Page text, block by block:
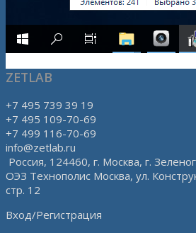
ZETLAB
+7 495 739 39 19
+7 495 109-70-69
+7 499 116-70-69
info@zetlab.ru
Россия, 124460, г. Москва, г.
ОЭЗ Технополис Москва, ул.
стр. 12
Вход/Регистрация